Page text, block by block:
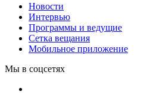
Новости
Интервью
Программы и ведущие
Сетка вещания
Мобильное приложение
Мы в соцсетях